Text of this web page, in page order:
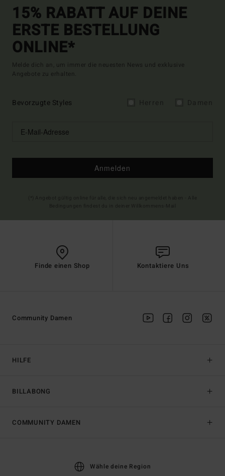
15% RABATT AUF DEINE
ERSTE BESTELLUNG
ONLINE*
Melde dich an, um immer die neuesten News und exklusive
Angebote zu erhalten.
Bevorzugte Styles
Anmelden
Finde einen Shop Kontaktiere Uns
HILFE
BILLABONG
Community Damen
COMMUNITY DAMEN
Wähle deine Region